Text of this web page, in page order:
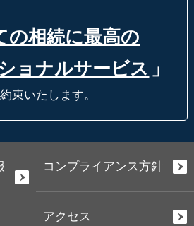
の相続に最高の
ョナルサービス 」
束いたします。
コンプライアンス方針
アクセス